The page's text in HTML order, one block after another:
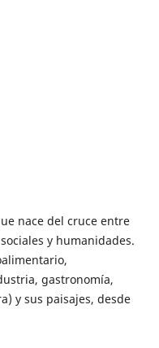
nace del cruce entre
y humanidades.
gastronomía,
y sus paisajes, desde